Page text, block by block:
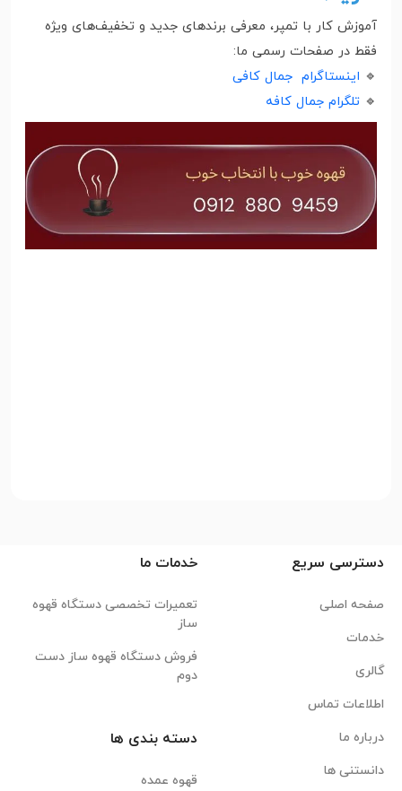
آموزش کار با تمپر، معرفی برندهای جدید و تخفیف‌های ویژه
فقط در صفحات رسمی ما:
🔹 اینستاگرام جمال کافی
🔹 تلگرام جمال کافه
دسترسی سریع
صفحه اصلی
خدمات
گالری
اطلاعات تماس
درباره ما
دانستنی ها
خدمات ما
تعمیرات تخصصی دستگاه قهوه
ساز
فروش دستگاه قهوه ساز دست
دوم
دسته بندی ها
قهوه عمده